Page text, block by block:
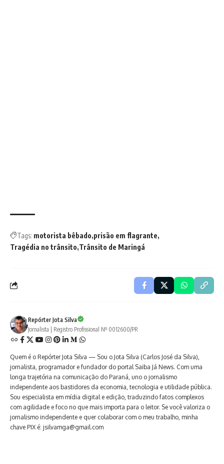
Tags: motorista bêbado prisão em flagrante
Tragédia no trânsito Trânsito de Maringá
Repórter Jota Silva
Jornalista | Registro Profissional Nº 0012600/PR
Quem é o Repórter Jota Silva — Sou o Jota Silva (Carlos José da Silva),
jornalista, programador e fundador do portal Saiba Já News. Com uma
longa trajetória na comunicação do Paraná, uno o jornalismo
independente aos bastidores da economia, tecnologia e utilidade pública.
Sou especialista em mídia digital e edição, traduzindo fatos complexos
com agilidade e foco no que mais importa para o leitor. Se você valoriza o
jornalismo independente e quer colaborar com o meu trabalho, minha
chave PIX é: jsilvamga@gmail.com